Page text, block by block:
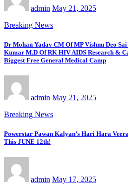
admin May 21, 2025
Breaking News
Dr Mohan Yadav CM Of MP Vishnu Deo
Kumar M.D Of RK HIV AIDS Research &
Biggest Free General Medical Camp
admin May 21, 2025
Breaking News
Powerstar Pawan Kalyan’s Hari Hara
This JUNE 12th!
admin May 17, 2025